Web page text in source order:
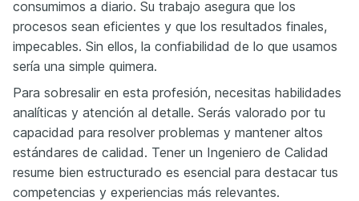
Curso en línea sobre Control
Estadístico de Procesos por edX.
consumimos a diario. Su trabajo asegura que los
procesos sean eficientes y que los resultados finales,
impecables. Sin ellos, la confiabilidad de lo que usamos
sería una simple quimera.
Para sobresalir en esta profesión, necesitas habilidades
analíticas y atención al detalle. Serás valorado por tu
capacidad para resolver problemas y mantener altos
estándares de calidad. Tener un Ingeniero de Calidad
resume bien estructurado es esencial para destacar tus
competencias y experiencias más relevantes.